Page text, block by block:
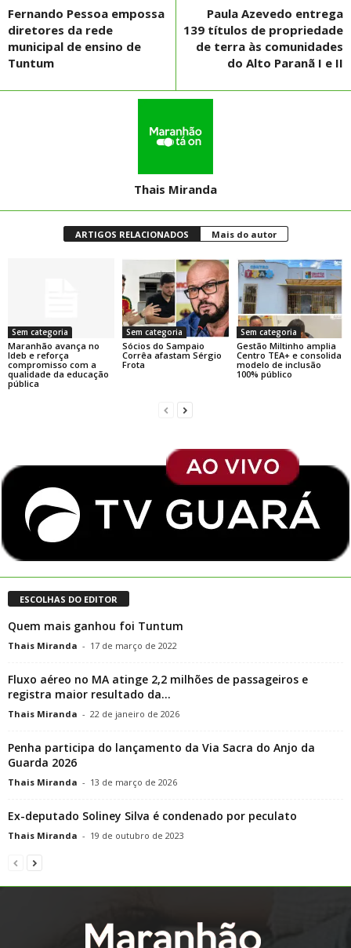
Fernando Pessoa empossa
diretores da rede
municipal de ensino de
Tuntum
Paula Azevedo entrega
139 títulos de propriedade
de terra às comunidades
do Alto Paranã I e II
Thais Miranda
ARTIGOS RELACIONADOS Mais do autor
Sem categoria
Maranhão avança no
Ideb e reforça
compromisso com a
qualidade da educação
pública
Sem categoria
Sócios do Sampaio
Corrêa afastam Sérgio
Frota
Sem categoria
Gestão Miltinho amplia
Centro TEA+ e consolida
modelo de inclusão
100% público
ESCOLHAS DO EDITOR
Quem mais ganhou foi Tuntum
Thais Miranda - 17 de março de 2022
Fluxo aéreo no MA atinge 2,2 milhões de passageiros e
registra maior resultado da...
Thais Miranda - 22 de janeiro de 2026
Penha participa do lançamento da Via Sacra do Anjo da
Guarda 2026
Thais Miranda - 13 de março de 2026
Ex-deputado Soliney Silva é condenado por peculato
Thais Miranda - 19 de outubro de 2023